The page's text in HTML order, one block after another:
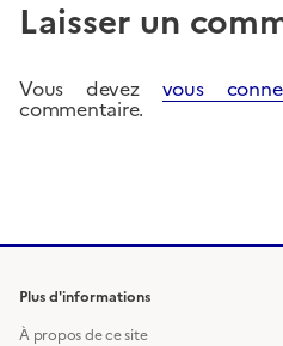
Laisser un
Vous devez vous
commentaire.
Plus d'informations
À propos de ce site